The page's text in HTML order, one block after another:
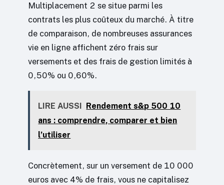
Multiplacement 2 se situe parmi les
contrats les plus coûteux du marché. À titre
de comparaison, de nombreuses assurances
vie en ligne affichent zéro frais sur
versements et des frais de gestion limités à
0,50% ou 0,60%.
LIRE AUSSI Rendement s&p 500 10
ans : comprendre, comparer et bien
l’utiliser
Concrètement, sur un versement de 10 000
euros avec 4% de frais, vous ne capitalisez